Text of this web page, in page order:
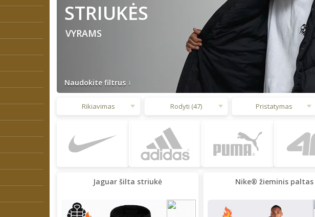
Naudokite filtrus ↓
STRIUKĖS
VYRAMS
Rikiavimas Rodyti (47) Pristatymas
Jaguar šilta striukė Nike® žieminis paltas